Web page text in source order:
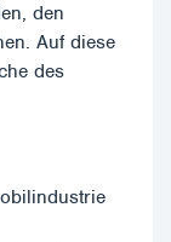
den
Auf diese
des